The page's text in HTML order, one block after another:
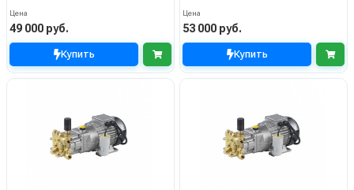
Цена
49 000 руб.
Купить
Цена
53 000 руб.
Купить